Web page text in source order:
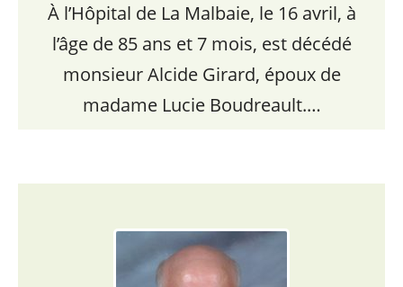
À l’Hôpital de La Malbaie, le 16 avril, à
l’âge de 85 ans et 7 mois, est décédé
monsieur Alcide Girard, époux de
madame Lucie Boudreault.…